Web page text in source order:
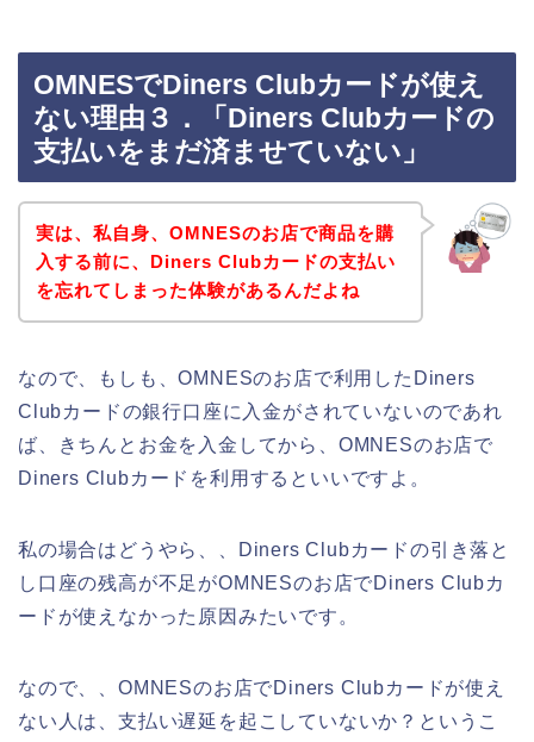
OMNESでDiners Clubカードが使え
ない理由３．「Diners Clubカードの
支払いをまだ済ませていない」
実は、私自身、OMNESのお店で商品を購
入する前に、Diners Clubカードの支払い
を忘れてしまった体験があるんだよね
なので、もしも、OMNESのお店で利用したDiners
Clubカードの銀行口座に入金がされていないのであれ
ば、きちんとお金を入金してから、OMNESのお店で
Diners Clubカードを利用するといいですよ。
私の場合はどうやら、、Diners Clubカードの引き落と
し口座の残高が不足がOMNESのお店でDiners Clubカ
ードが使えなかった原因みたいです。
なので、、OMNESのお店でDiners Clubカードが使え
ない人は、支払い遅延を起こしていないか？というこ